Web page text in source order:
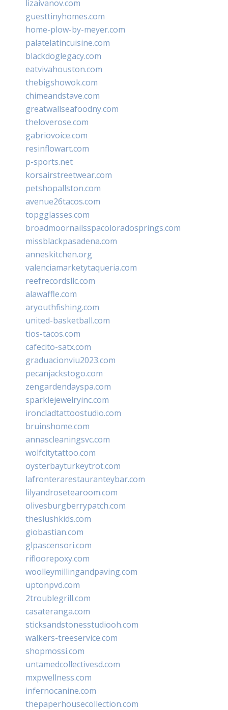
lizaivanov.com
guesttinyhomes.com
home-plow-by-meyer.com
palatelatincuisine.com
blackdoglegacy.com
eatvivahouston.com
thebigshowok.com
chimeandstave.com
greatwallseafoodny.com
theloverose.com
gabriovoice.com
resinflowart.com
p-sports.net
korsairstreetwear.com
petshopallston.com
avenue26tacos.com
topgglasses.com
broadmoornailsspacoloradosprings.com
missblackpasadena.com
anneskitchen.org
valenciamarketytaqueria.com
reefrecordsllc.com
alawaffle.com
aryouthfishing.com
united-basketball.com
tios-tacos.com
cafecito-satx.com
graduacionviu2023.com
pecanjackstogo.com
zengardendayspa.com
sparklejewelryinc.com
ironcladtattoostudio.com
bruinshome.com
annascleaningsvc.com
wolfcitytattoo.com
oysterbayturkeytrot.com
lafronterarestauranteybar.com
lilyandrosetearoom.com
olivesburgberrypatch.com
theslushkids.com
giobastian.com
glpascensori.com
rifloorepoxy.com
woolleymillingandpaving.com
uptonpvd.com
2troublegrill.com
casateranga.com
sticksandstonesstudiooh.com
walkers-treeservice.com
shopmossi.com
untamedcollectivesd.com
mxpwellness.com
infernocanine.com
thepaperhousecollection.com